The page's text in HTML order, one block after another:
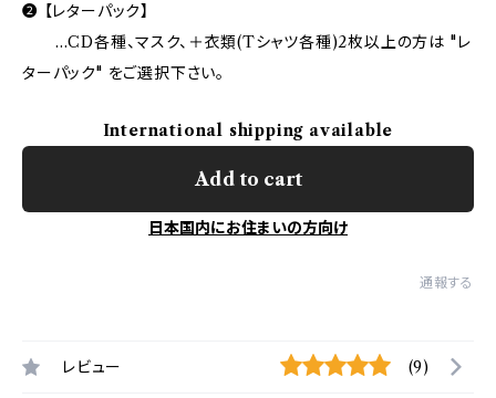
❷ 【レターパック】
…CD各種、マスク、＋衣類(Tシャツ各種)2枚以上の方は "レ
ターパック" をご選択下さい。
International shipping available
Add to cart
日本国内にお住まいの方向け
通報する
レビュー (9)